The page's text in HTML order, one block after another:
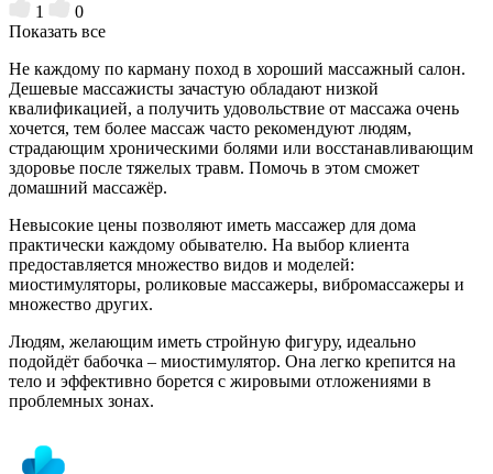
1
0
Показать все
Не каждому по карману поход в хороший массажный салон.
Дешевые массажисты зачастую обладают низкой
квалификацией, а получить удовольствие от массажа очень
хочется, тем более массаж часто рекомендуют людям,
страдающим хроническими болями или восстанавливающим
здоровье после тяжелых травм. Помочь в этом сможет
домашний массажёр.
Невысокие цены позволяют иметь массажер для дома
практически каждому обывателю. На выбор клиента
предоставляется множество видов и моделей:
миостимуляторы, роликовые массажеры, вибромассажеры и
множество других.
Людям, желающим иметь стройную фигуру, идеально
подойдёт бабочка – миостимулятор. Она легко крепится на
тело и эффективно борется с жировыми отложениями в
проблемных зонах.